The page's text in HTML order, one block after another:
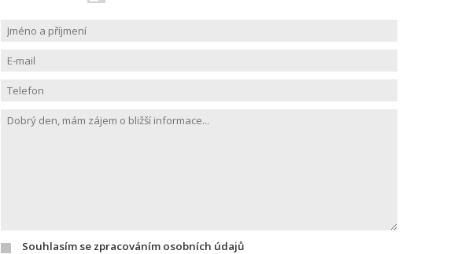
Souhlasím se zpracováním osobních údajů